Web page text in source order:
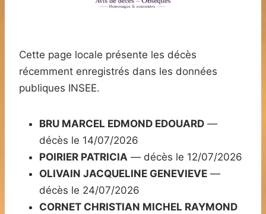
Cette page locale présente les décès
récemment enregistrés dans les données
publiques INSEE.
BRU MARCEL EDMOND EDOUARD —
décès le 14/07/2026
POIRIER PATRICIA — décès le 12/07/2026
OLIVAIN JACQUELINE GENEVIEVE —
décès le 24/07/2026
CORNET CHRISTIAN MICHEL RAYMOND